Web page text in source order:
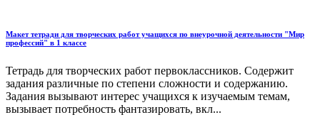
Макет тетради для творческих работ учащихся по внеурочной деятельности "Мир
профессий" в 1 классе
Тетрадь для творческих работ первоклассников. Содержит
задания различные по степени сложности и содержанию.
Задания вызывают интерес учащихся к изучаемым темам,
вызывает потребность фантазировать, вкл...